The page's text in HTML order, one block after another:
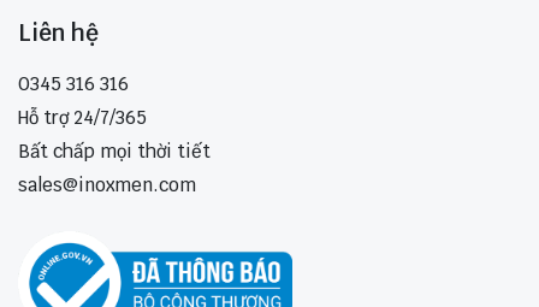
Liên hệ
0345 316 316
Hỗ trợ 24/7/365
Bất chấp mọi thời tiết
sales@inoxmen.com